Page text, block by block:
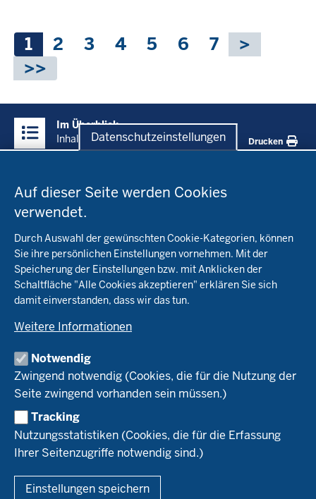
Datenschutzeinstellungen
Auf dieser Seite werden Cookies
verwendet.
Durch Auswahl der gewünschten Cookie-Kategorien, können
Sie ihre persönlichen Einstellungen vornehmen. Mit der
Speicherung der Einstellungen bzw. mit Anklicken der
Schaltfläche "Alle Cookies akzeptieren" erklären Sie sich
damit einverstanden, dass wir das tun.
Weitere Informationen
Notwendig
Zwingend notwendig (Cookies, die für die Nutzung der
Seite zwingend vorhanden sein müssen.)
Tracking
Nutzungsstatistiken (Cookies, die für die Erfassung
Ihrer Seitenzugriffe notwendig sind.)
Einstellungen speichern
Seitennummerierung
Aktuelle
Seite
1 Seite
2 Seite
3 Seite
4 Seite
5 Seite
6 Seite
7
Inhalte
Im Überblick
Inhalt
Drucken
in
der
Fachinfo
Öko-Modellregionen NRW
Pflanzenbau
Tierhaltung
Markt
Umstellung
Recht
Beratung
Landwirtschaftskammer NRW
Bioland
Naturland
Versuche
Leitbetriebe Ökologischer Landbau
Versuchsbetriebe
WRRL-Modellbetriebe
Kontakte Versuchswesen
Aktuelles
Arbeitsschwerpunkte
Ökoschule in Kleve
Ausbildungsbetriebe
Berufsausbildung
Forschung
Projekte Ökoteam
Forschungsergebnisse
Service
Kontakt
Newsletter
Fußzeile
Impressum Datenschutzerklärung